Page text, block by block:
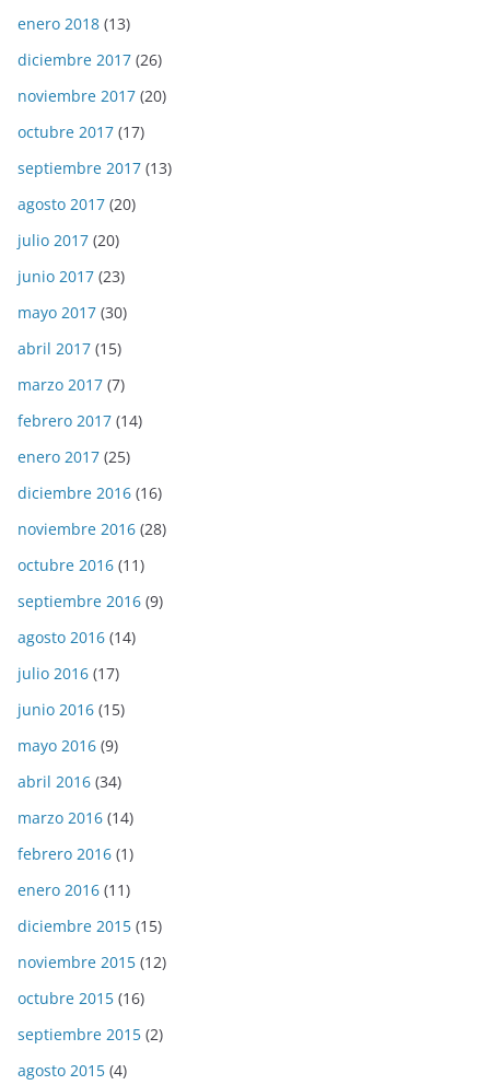
enero 2018 (13)
diciembre 2017 (26)
noviembre 2017 (20)
octubre 2017 (17)
septiembre 2017 (13)
agosto 2017 (20)
julio 2017 (20)
junio 2017 (23)
mayo 2017 (30)
abril 2017 (15)
marzo 2017 (7)
febrero 2017 (14)
enero 2017 (25)
diciembre 2016 (16)
noviembre 2016 (28)
octubre 2016 (11)
septiembre 2016 (9)
agosto 2016 (14)
julio 2016 (17)
junio 2016 (15)
mayo 2016 (9)
abril 2016 (34)
marzo 2016 (14)
febrero 2016 (1)
enero 2016 (11)
diciembre 2015 (15)
noviembre 2015 (12)
octubre 2015 (16)
septiembre 2015 (2)
agosto 2015 (4)